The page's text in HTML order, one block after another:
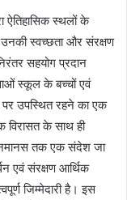
ऐतिहासिक स्थलों के
स्वच्छता और संरक्षण
सहयोग प्रदान
स्कूल के बच्चों एवं
पर उपस्थित रहने का एक
विरासत के साथ ही
तक एक संदेश जा
एवं संरक्षण आर्थिक
जिम्मेदारी है। इस